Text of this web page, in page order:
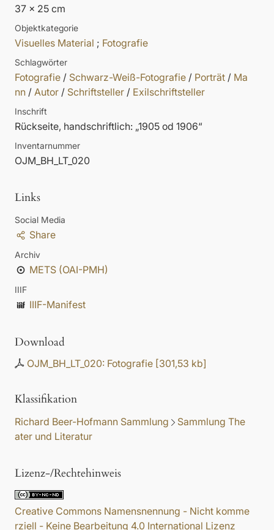
37 x 25 cm
Objektkategorie
Visuelles Material ; Fotografie
Schlagwörter
Fotografie / Schwarz-Weiß-Fotografie / Porträt / Ma
nn / Autor / Schriftsteller / Exilschriftsteller
Inschrift
Rückseite, handschriftlich: „1905 od 1906“
Inventarnummer
OJM_BH_LT_020
Links
Social Media
Share
Archiv
METS (OAI-PMH)
IIIF
IIIF-Manifest
Download
OJM_BH_LT_020: Fotografie [301,53 kb]
Klassifikation
Richard Beer-Hofmann Sammlung
Sammlung The
ater und Literatur
Lizenz-/Rechtehinweis
Creative Commons Namensnennung - Nicht komme
rziell - Keine Bearbeitung 4.0 International Lizenz